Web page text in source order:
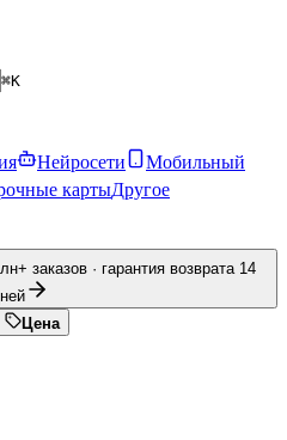
⌘K
Нейросети
Мобильный
картыДругое
заказов · гарантия возврата 14
Цена